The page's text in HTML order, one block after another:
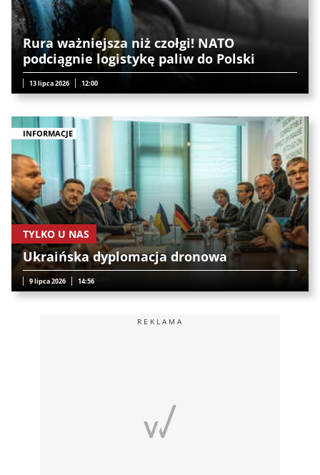
Rura ważniejsza niż czołgi! NATO
podciągnie logistykę paliw do Polski
13 lipca 2026 12:00
INFORMACJE
TYLKO U NAS
Ukraińska dyplomacja dronowa
9 lipca 2026 14:56
REKLAMA